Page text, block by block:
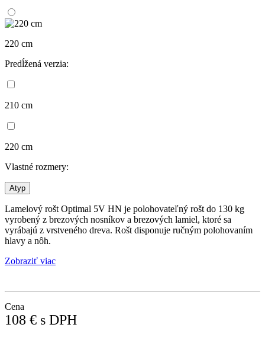
220 cm
Predĺžená verzia:
210 cm
220 cm
Vlastné rozmery:
Atyp
Lamelový rošt Optimal 5V HN je polohovateľný rošt do 130 kg
vyrobený z brezových nosníkov a brezových lamiel, ktoré sa
vyrábajú z vrstveného dreva. Rošt disponuje ručným polohovaním
hlavy a nôh.
Zobraziť viac
Cena
108 € s DPH